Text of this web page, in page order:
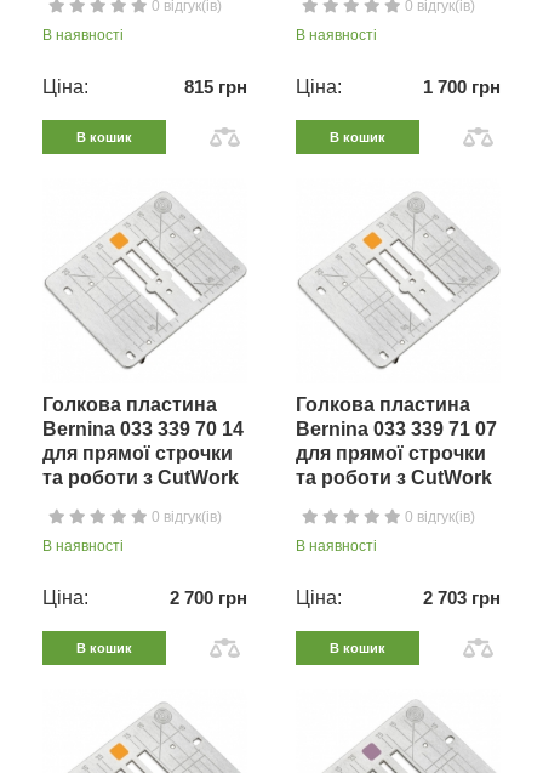
0 відгук(ів)
В наявності
Ціна: 815 грн
В кошик
0 відгук(ів)
В наявності
Ціна: 1 700 грн
В кошик
Голкова пластина
Bernina 033 339 70 14
для прямої строчки
та роботи з CutWork
0 відгук(ів)
В наявності
Ціна: 2 700 грн
В кошик
Голкова пластина
Bernina 033 339 71 07
для прямої строчки
та роботи з CutWork
0 відгук(ів)
В наявності
Ціна: 2 703 грн
В кошик